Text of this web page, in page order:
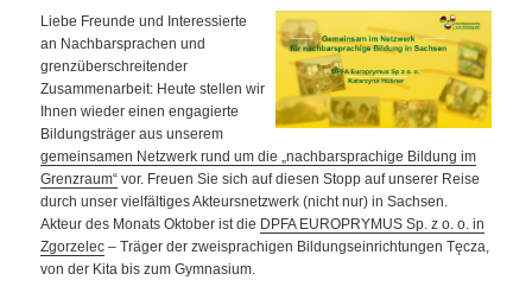
Liebe Freunde und Interessierte
an Nachbarsprachen und
grenzüberschreitender
Zusammenarbeit: Heute stellen wir
Ihnen wieder einen engagierte
Bildungsträger aus unserem
gemeinsamen Netzwerk rund um die „nachbarsprachige Bildung im
Grenzraum“ vor. Freuen Sie sich auf diesen Stopp auf unserer Reise
durch unser vielfältiges Akteursnetzwerk (nicht nur) in Sachsen.
Akteur des Monats Oktober ist die DPFA EUROPRYMUS Sp. z o. o. in
Zgorzelec – Träger der zweisprachigen Bildungseinrichtungen Tęcza,
von der Kita bis zum Gymnasium.